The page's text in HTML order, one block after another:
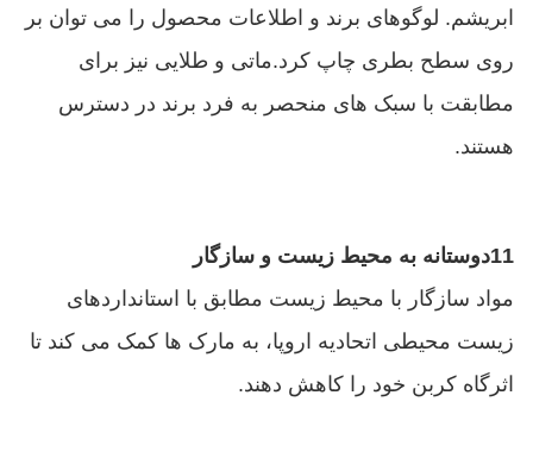
ابریشم. لوگوهای برند و اطلاعات محصول را می توان بر
روی سطح بطری چاپ کرد.ماتی و طلایی نیز برای
مطابقت با سبک های منحصر به فرد برند در دسترس
هستند.
11دوستانه به محیط زیست و سازگار
مواد سازگار با محیط زیست مطابق با استانداردهای
زیست محیطی اتحادیه اروپا، به مارک ها کمک می کند تا
اثرگاه کربن خود را کاهش دهند.